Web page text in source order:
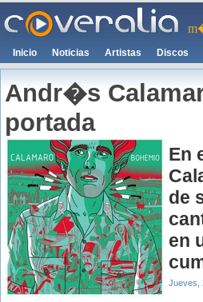
Inicio Noticias Artistas Discos
Andr�s
portada
En
de
en
Jueves,